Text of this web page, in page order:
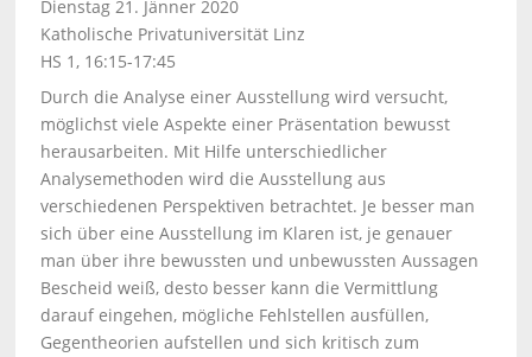
Dienstag 21. Jänner 2020
Katholische Privatuniversität Linz
HS 1, 16:15-17:45
Durch die Analyse einer Ausstellung wird versucht,
möglichst viele Aspekte einer Präsentation bewusst
herausarbeiten. Mit Hilfe unterschiedlicher
Analysemethoden wird die Ausstellung aus
verschiedenen Perspektiven betrachtet. Je besser man
sich über eine Ausstellung im Klaren ist, je genauer
man über ihre bewussten und unbewussten Aussagen
Bescheid weiß, desto besser kann die Vermittlung
darauf eingehen, mögliche Fehlstellen ausfüllen,
Gegentheorien aufstellen und sich kritisch zum